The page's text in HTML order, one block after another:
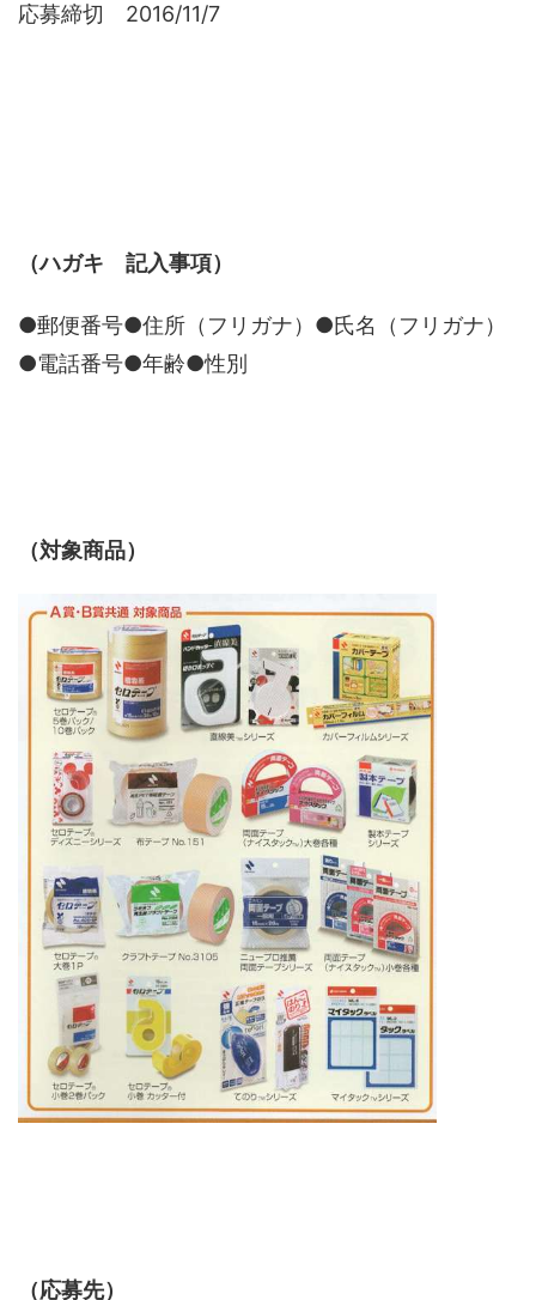
応募締切 2016/11/7
（ハガキ 記入事項）
●郵便番号●住所（フリガナ）●氏名（フリガナ）
●電話番号●年齢●性別
（対象商品）
（応募先）